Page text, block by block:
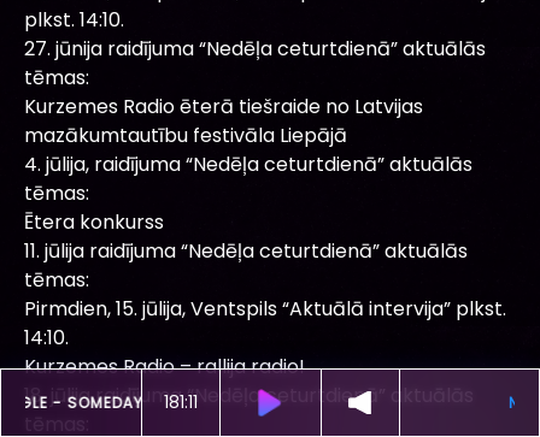
ŠOBRĪD SKANJUNGLE -SOMEDAY, SOMEWHERE
181:07
plkst. 14:10.
27. jūnija raidījuma “Nedēļa ceturtdienā” aktuālās
tēmas:
Kurzemes Radio ēterā tiešraide no Latvijas
mazākumtautību festivāla Liepājā
4. jūlija, raidījuma “Nedēļa ceturtdienā” aktuālās
tēmas:
Ētera konkurss
11. jūlija raidījuma “Nedēļa ceturtdienā” aktuālās
tēmas:
Pirmdien, 15. jūlija, Ventspils “Aktuālā intervija” plkst.
14:10.
Kurzemes Radio – rallija radio!
18. jūlija raidījuma “Nedēļa ceturtdienā” aktuālās
tēmas: